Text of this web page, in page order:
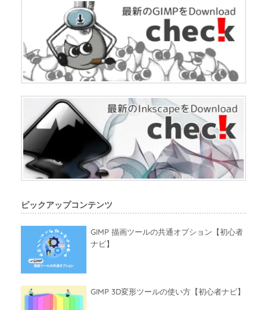
ピックアップコンテンツ
GIMP 描画ツールの共通オプション【初心者
ナビ】
GIMP 3D変形ツールの使い方【初心者ナビ】